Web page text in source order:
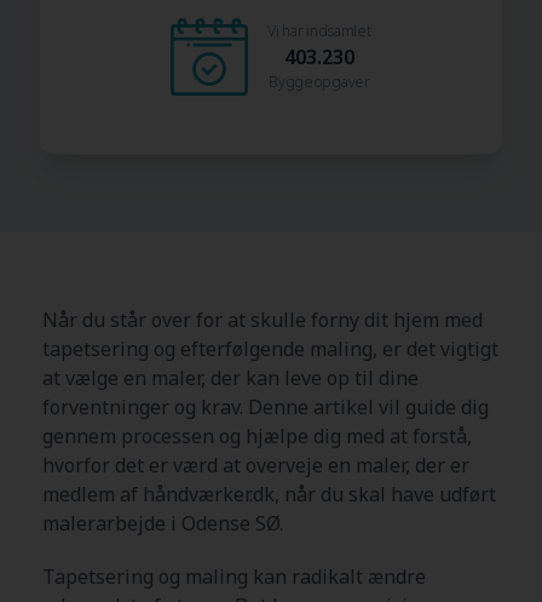
Vi har indsamlet
403.230
Byggeopgaver
Når du står over for at skulle forny dit hjem med
tapetsering og efterfølgende maling, er det vigtigt
at vælge en maler, der kan leve op til dine
forventninger og krav. Denne artikel vil guide dig
gennem processen og hjælpe dig med at forstå,
hvorfor det er værd at overveje en maler, der er
medlem af håndværker.dk, når du skal have udført
malerarbejde i Odense SØ.
Tapetsering og maling kan radikalt ændre